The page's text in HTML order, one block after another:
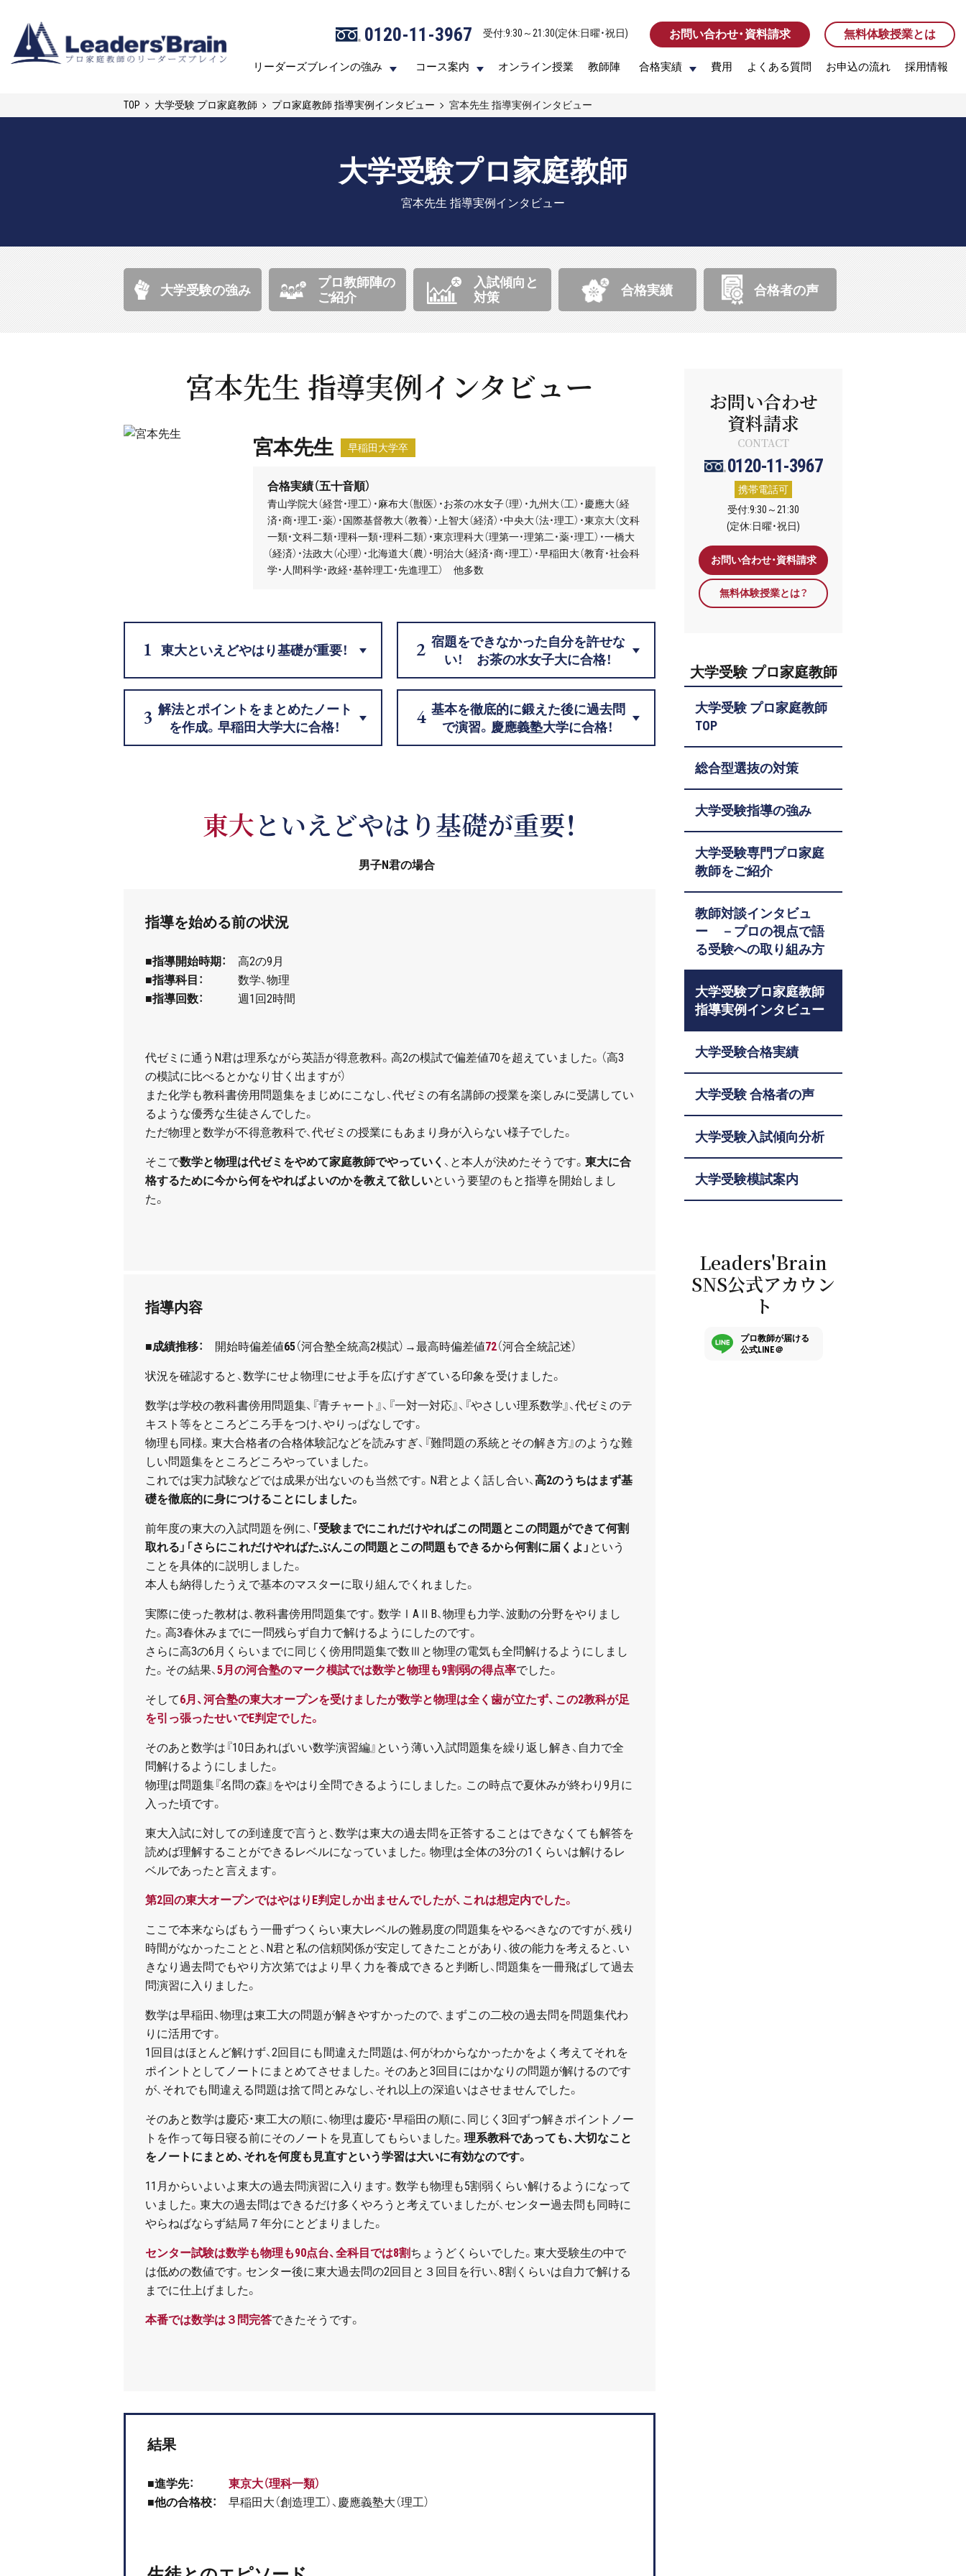
0120-11-3967 受付:9:30～21:30(定休:日曜・祝日) お問い合わせ・資料請求 無料体験授業とは
リーダーズブレインの強み コース案内 オンライン授業 教師陣 合格実績 費用 よくある質問 お申込の流れ 採用情報
0120-11-3967 受付:9:30～21:30(定休:日曜・祝日) お問い合わせ・資料請求 無料体験授業とは
リーダーズブレインの強み コース案内 オンライン授業 教師陣 合格実績 費用 よくある質問 お申込の流れ 採用情報
TOP 大学受験 プロ家庭教師 プロ家庭教師 指導実例インタビュー 宮本先生 指導実例インタビュー
大学受験プロ家庭教師
宮本先生 指導実例インタビュー
大学受験の強み
プロ教師陣の
ご紹介
入試傾向と
対策
合格実績 合格者の声
宮本先生 指導実例インタビュー
宮本先生 早稲田大学卒
合格実績（五十音順）
青山学院大（経営・理工）・麻布大（獣医）・お茶の水女子（理）・九州大（工）・慶應大（経
済・商・理工・薬）・国際基督教大（教養）・上智大（経済）・中央大（法・理工）・東京大（文科
一類・文科二類・理科一類・理科二類）・東京理科大（理第一・理第二・薬・理工）・一橋大
（経済）・法政大（心理）・北海道大（農）・明治大（経済・商・理工）・早稲田大（教育・社会科
学・人間科学・政経・基幹理工・先進理工） 他多数
東大といえどやはり基礎が重要！
宿題をできなかった自分を許せな
い！ お茶の水女子大に合格！
解法とポイントをまとめたノート
を作成。早稲田大学大に合格！
基本を徹底的に鍛えた後に過去問
で演習。慶應義塾大学に合格！
東大といえどやはり基礎が重要！
男子N君の場合
指導を始める前の状況
■指導開始時期：
高2の9月
■指導科目：
数学、物理
■指導回数： 週1回2時間
代ゼミに通うN君は理系ながら英語が得意教科。高2の模試で偏差値70を超えていました。（高3
の模試に比べるとかなり甘く出ますが）
また化学も教科書傍用問題集をまじめにこなし、代ゼミの有名講師の授業を楽しみに受講してい
るような優秀な生徒さんでした。
ただ物理と数学が不得意教科で、代ゼミの授業にもあまり身が入らない様子でした。
そこで数学と物理は代ゼミをやめて家庭教師でやっていく 、と本人が決めたそうです。 東大に合
格するために今から何をやればよいのかを教えて欲しいという要望のもと指導を開始しまし
た。
指導内容
■成績推移： 開始時偏差値65（河合塾全統高2模試）→最高時偏差値72（河合全統記述）
状況を確認すると、数学にせよ物理にせよ手を広げすぎている印象を受けました。
数学は学校の教科書傍用問題集、『青チャート』、『一対一対応』、『やさしい理系数学』、代ゼミのテ
キスト等をところどころ手をつけ、やりっぱなしです。
物理も同様。東大合格者の合格体験記などを読みすぎ、『難問題の系統とその解き方』のような難
しい問題集をところどころやっていました。
これでは実力試験などでは成果が出ないのも当然です。N君とよく話し合い、高2のうちはまず基
礎を徹底的に身につけることにしました。
前年度の東大の入試問題を例に、 「受験までにこれだけやればこの問題とこの問題ができて何割
取れる」「さらにこれだけやればたぶんこの問題とこの問題もできるから何割に届くよ」 という
ことを具体的に説明しました。
本人も納得したうえで基本のマスターに取り組んでくれました。
実際に使った教材は、教科書傍用問題集です。数学ⅠAⅡB、物理も力学、波動の分野をやりまし
た。高3春休みまでに一問残らず自力で解けるようにしたのです。
さらに高3の6月くらいまでに同じく傍用問題集で数Ⅲと物理の電気も全問解けるようにしまし
た。その結果、5月の河合塾のマーク模試では数学と物理も9割弱の得点率でした。
そして6月、河合塾の東大オープンを受けましたが数学と物理は全く歯が立たず、この2教科が足
を引っ張ったせいでE判定でした。
そのあと数学は『10日あればいい数学演習編』という薄い入試問題集を繰り返し解き、自力で全
問解けるようにしました。
物理は問題集『名問の森』をやはり全問できるようにしました。この時点で夏休みが終わり9月に
入った頃です。
東大入試に対しての到達度で言うと、数学は東大の過去問を正答することはできなくても解答を
読めば理解することができるレベルになっていました。物理は全体の3分の1くらいは解けるレ
ベルであったと言えます。
第2回の東大オープンではやはりE判定しか出ませんでしたが、これは想定内でした。
ここで本来ならばもう一冊ずつくらい東大レベルの難易度の問題集をやるべきなのですが、残り
時間がなかったことと、N君と私の信頼関係が安定してきたことがあり、彼の能力を考えると、い
きなり過去問でもやり方次第ではより早く力を養成できると判断し、問題集を一冊飛ばして過去
問演習に入りました。
数学は早稲田、物理は東工大の問題が解きやすかったので、まずこの二校の過去問を問題集代わ
りに活用です。
1回目はほとんど解けず、2回目にも間違えた問題は、何がわからなかったかをよく考えてそれを
ポイントとしてノートにまとめてさせました。そのあと3回目にはかなりの問題が解けるのです
が、それでも間違える問題は捨て問とみなし、それ以上の深追いはさせませんでした。
そのあと数学は慶応・東工大の順に、物理は慶応・早稲田の順に、同じく3回ずつ解きポイントノー
トを作って毎日寝る前にそのノートを見直してもらいました。 理系教科であっても、大切なこと
をノートにまとめ、それを何度も見直すという学習は大いに有効なのです。
11月からいよいよ東大の過去問演習に入ります。数学も物理も5割弱くらい解けるようになって
いました。東大の過去問はできるだけ多くやろうと考えていましたが、センター過去問も同時に
やらねばならず結局７年分にとどまりました。
センター試験は数学も物理も90点台、全科目では8割ちょうどくらいでした。東大受験生の中で
は低めの数値です。センター後に東大過去問の2回目と３回目を行い、8割くらいは自力で解ける
までに仕上げました。
本番では数学は３問完答できたそうです。
結果
■進学先：
東京大（理科一類）
■他の合格校：
早稲田大（創造理工）、慶應義塾大（理工）
お問い合わせ
資料請求
CONTACT
0120-11-3967
携帯電話可
受付:9:30～21:30
(定休:日曜・祝日)
お問い合わせ・資料請求
無料体験授業とは？
大学受験 プロ家庭教師
大学受験 プロ家庭教師
TOP
総合型選抜の対策
大学受験指導の強み
大学受験専門プロ家庭
教師をご紹介
教師対談インタビュ
ー －プロの視点で語
る受験への取り組み方
大学受験プロ家庭教師
指導実例インタビュー
大学受験合格実績
大学受験 合格者の声
大学受験入試傾向分析
大学受験模試案内
Leaders'Brain
SNS公式アカウン
ト
プロ教師が届ける
公式LINE＠